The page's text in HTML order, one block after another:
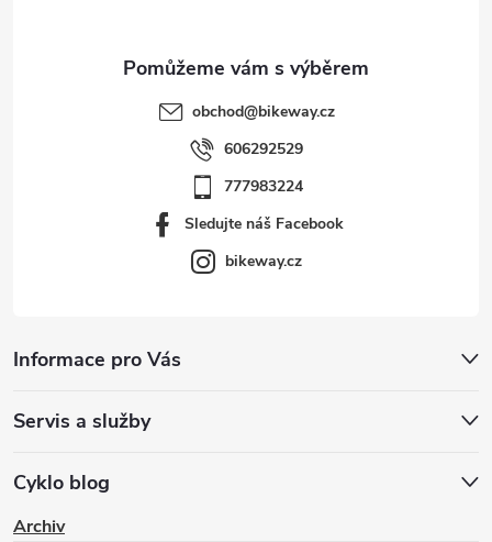
obchod@bikeway.cz
606292529
777983224
Sledujte náš Facebook
bikeway.cz
Informace pro Vás
Servis a služby
Cyklo blog
Archiv